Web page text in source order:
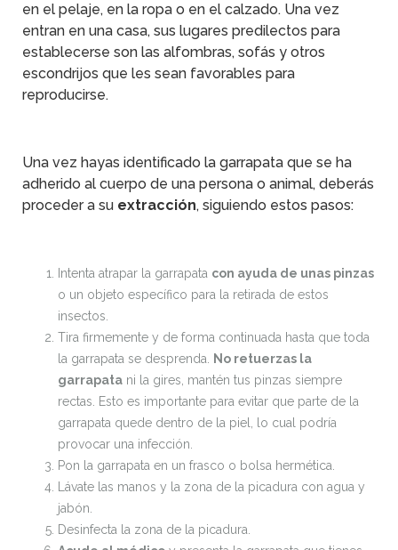
en el pelaje, en la ropa o en el calzado. Una vez
entran en una casa, sus lugares predilectos para
establecerse son las alfombras, sofás y otros
escondrijos que les sean favorables para
reproducirse.
Una vez hayas identificado la garrapata que se ha
adherido al cuerpo de una persona o animal, deberás
proceder a su extracción, siguiendo estos pasos:
Intenta atrapar la garrapata con ayuda de unas pinzas
o un objeto específico para la retirada de estos
insectos.
Tira firmemente y de forma continuada hasta que toda
la garrapata se desprenda.
No retuerzas la
garrapata ni la gires, mantén tus pinzas siempre
rectas. Esto es importante para evitar que parte de la
garrapata quede dentro de la piel, lo cual podría
provocar una infección.
Pon la garrapata en un frasco o bolsa hermética.
Lávate las manos y la zona de la picadura con agua y
jabón.
Desinfecta la zona de la picadura.